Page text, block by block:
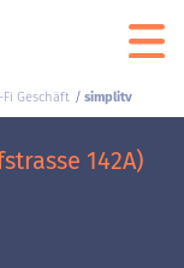
Geschäft simplitv
142A)